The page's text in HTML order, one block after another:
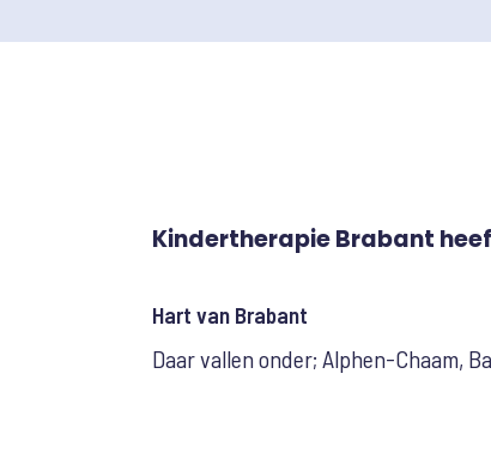
Kindertherapie Brabant
Hart van Brabant
Daar vallen onder; Alphen-Chaam,